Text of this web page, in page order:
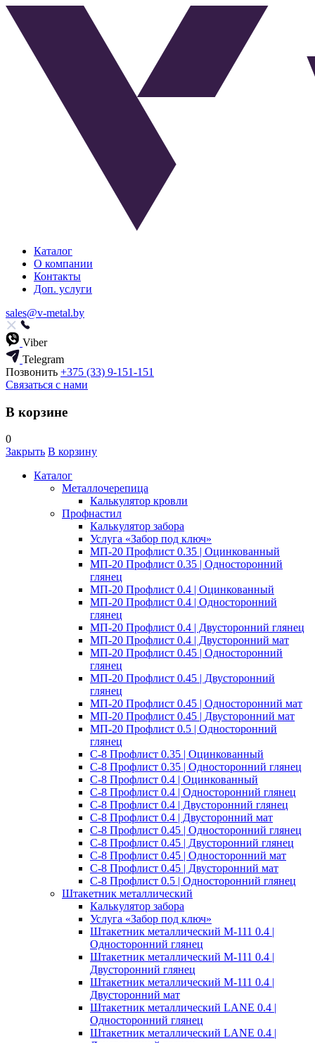
Каталог
О компании
Контакты
Доп. услуги
sales@v-metal.by
Viber
Telegram
Позвонить +375 (33) 9-151-151
Связаться с нами
В корзине
0
Закрыть В корзину
Каталог
Металлочерепица
Калькулятор кровли
Профнастил
Калькулятор забора
Услуга «Забор под ключ»
МП-20 Профлист 0.35 | Оцинкованный
МП-20 Профлист 0.35 | Односторонний
глянец
МП-20 Профлист 0.4 | Оцинкованный
МП-20 Профлист 0.4 | Односторонний
глянец
МП-20 Профлист 0.4 | Двусторонний глянец
МП-20 Профлист 0.4 | Двусторонний мат
МП-20 Профлист 0.45 | Односторонний
глянец
МП-20 Профлист 0.45 | Двусторонний
глянец
МП-20 Профлист 0.45 | Односторонний мат
МП-20 Профлист 0.45 | Двусторонний мат
МП-20 Профлист 0.5 | Односторонний
глянец
С-8 Профлист 0.35 | Оцинкованный
С-8 Профлист 0.35 | Односторонний глянец
С-8 Профлист 0.4 | Оцинкованный
С-8 Профлист 0.4 | Односторонний глянец
С-8 Профлист 0.4 | Двусторонний глянец
С-8 Профлист 0.4 | Двусторонний мат
С-8 Профлист 0.45 | Односторонний глянец
С-8 Профлист 0.45 | Двусторонний глянец
С-8 Профлист 0.45 | Односторонний мат
С-8 Профлист 0.45 | Двусторонний мат
С-8 Профлист 0.5 | Односторонний глянец
Штакетник металлический
Калькулятор забора
Услуга «Забор под ключ»
Штакетник металлический M-111 0.4 |
Односторонний глянец
Штакетник металлический M-111 0.4 |
Двусторонний глянец
Штакетник металлический M-111 0.4 |
Двусторонний мат
Штакетник металлический LANE 0.4 |
Односторонний глянец
Штакетник металлический LANE 0.4 |